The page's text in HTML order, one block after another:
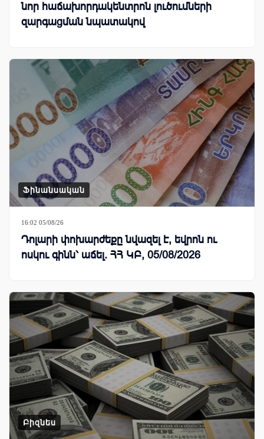
նոր հաճախորդակենտրոն լուծումների
զարգացման նպատակով
Ֆինանսական
16:02 05/08/26
Դոլարի փոխարժեքը նվազել է, եվրոն ու
ոսկու գինն՝ աճել. ՀՀ ԿԲ, 05/08/2026
Բիզնես